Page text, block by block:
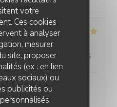
votre
Ces cookies
à analyser
mesurer
site, proposer
(ex : en lien
sociaux) ou
publicités ou
2
Cuisine : 5/5 Qualité / Prix /5
mets succulents et une
belle générosité. Je